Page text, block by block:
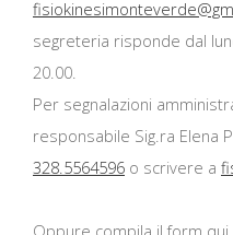
segreteria risponde dal
20.00.
Per segnalazioni
responsabile Sig.ra Elena
328.5564596 o scrivere a
Oppure compila il form